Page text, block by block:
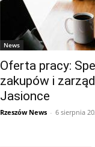
News
Oferta pracy:
zakupów i
Jasionce
Rzeszów News - 6 sierpnia